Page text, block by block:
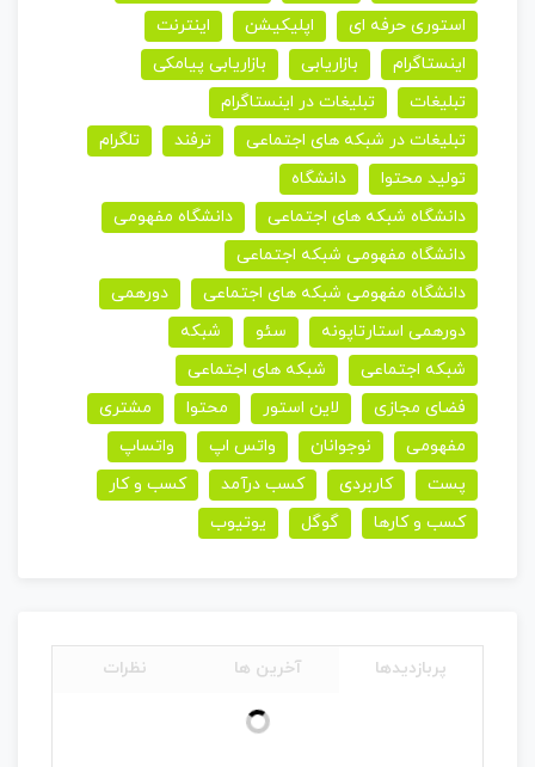
استوری حرفه ای
اپلیکیشن
اینترنت
اینستاگرام
بازاریابی
بازاریابی پیامکی
تبلیغات
تبلیغات در اینستاگرام
تبلیغات در شبکه های اجتماعی
ترفند
تلگرام
تولید محتوا
دانشگاه
دانشگاه شبکه های اجتماعی
دانشگاه مفهومی
دانشگاه مفهومی شبکه اجتماعی
دانشگاه مفهومی شبکه های اجتماعی
دورهمی
دورهمی استارتاپونه
سئو
شبکه
شبکه اجتماعی
شبکه های اجتماعی
فضای مجازی
لاین استور محتوا
مشتری
مفهومی
نوجوانان واتس اپ
واتساپ
پست
کاربردی کسب درآمد
کسب و کار
کسب و کارها
گوگل یوتیوب
پربازدیدها آخرین ها نظرات